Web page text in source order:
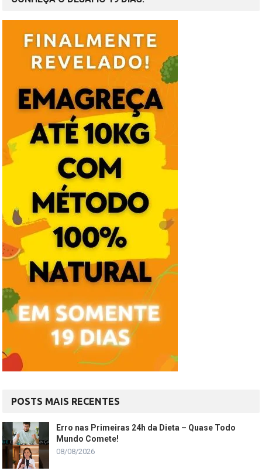
POSTS MAIS RECENTES
Erro nas Primeiras 24h da Dieta – Quase Todo
Mundo Comete!
08/08/2026